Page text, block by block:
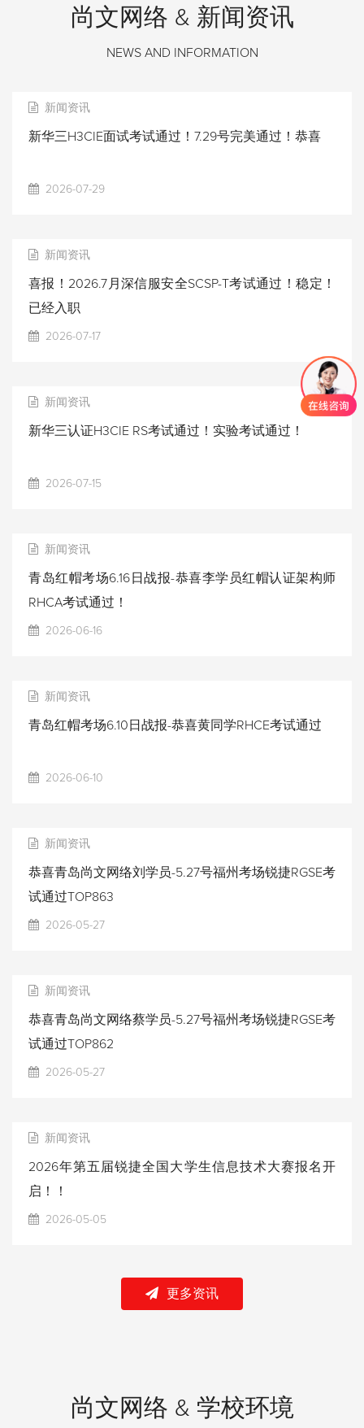
尚文网络 & 新闻资讯
NEWS AND INFORMATION
新闻资讯
新华三H3CIE面试考试通过！7.29号完美通过！恭喜
2026-07-29
新闻资讯
喜报！2026.7月深信服安全SCSP-T考试通过！稳定！
已经入职
2026-07-17
新闻资讯
新华三认证H3CIE RS考试通过！实验考试通过！
2026-07-15
新闻资讯
青岛红帽考场6.16日战报-恭喜李学员红帽认证架构师
RHCA考试通过！
2026-06-16
新闻资讯
青岛红帽考场6.10日战报-恭喜黄同学RHCE考试通过
2026-06-10
新闻资讯
恭喜青岛尚文网络刘学员-5.27号福州考场锐捷RGSE考
试通过TOP863
2026-05-27
新闻资讯
恭喜青岛尚文网络蔡学员-5.27号福州考场锐捷RGSE考
试通过TOP862
2026-05-27
新闻资讯
2026年第五届锐捷全国大学生信息技术大赛报名开
启！！
2026-05-05
更多资讯
尚文网络 & 学校环境